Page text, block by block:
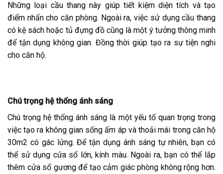
Những loại cầu thang này giúp tiết kiệm diện tích và tạo
điểm nhấn cho căn phòng. Ngoài ra, việc sử dụng cầu thang
có kệ sách hoặc tủ đựng đồ cũng là một ý tưởng thông minh
để tận dụng không gian. Đồng thời giúp tạo ra sự tiện nghi
cho căn hộ.
Chú trọng hệ thống ánh sáng
Chú trọng hệ thống ánh sáng là một yếu tố quan trọng trong
việc tạo ra không gian sống ấm áp và thoải mái trong căn hộ
30m2 có gác lửng. Để tận dụng ánh sáng tự nhiên, bạn có
thể sử dụng cửa sổ lớn, kính màu. Ngoài ra, bạn có thể lắp
thêm cửa sổ gương để tạo cảm giác phòng không rộng hơn.